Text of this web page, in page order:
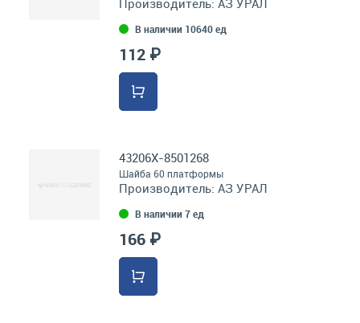
Производитель: АЗ УРАЛ
В наличии 10640 ед
112 ₽
43206Х-8501268
Шайба 60 платформы
Производитель: АЗ УРАЛ
В наличии 7 ед
166 ₽